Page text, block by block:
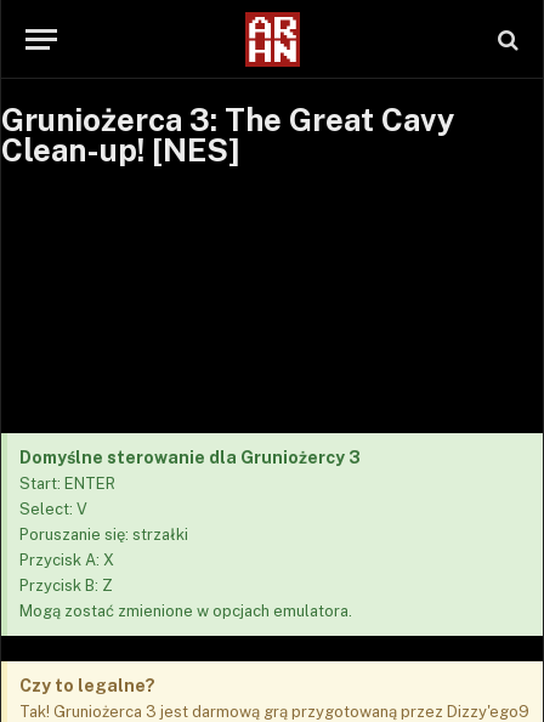
Gruniożerca 3: The Great Cavy
Clean-up! [NES]
SETTINGS
Error loading EmulatorJS runtime
Domyślne sterowanie dla Gruniożercy 3
Start: ENTER
Select: V
Poruszanie się: strzałki
Przycisk A: X
Przycisk B: Z
Mogą zostać zmienione w opcjach emulatora.
Czy to legalne?
Tak! Gruniożerca 3 jest darmową grą przygotowaną przez Dizzy'ego9